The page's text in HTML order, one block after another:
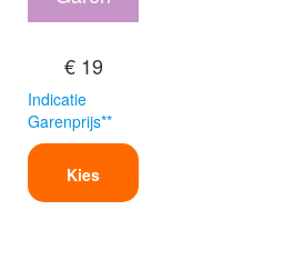
€ 19
Indicatie
Garenprijs**
Kies